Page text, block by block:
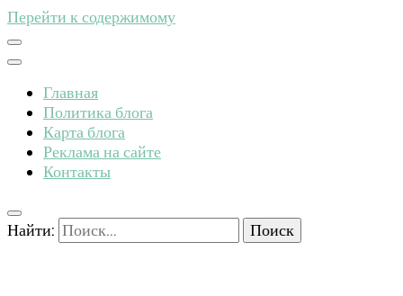
Перейти к содержимому
Главная
Политика блога
Карта блога
Реклама на сайте
Контакты
Найти: